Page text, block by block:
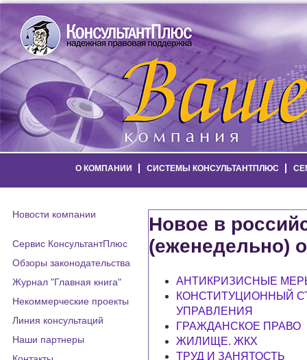
О КОМПАНИИ СИСТЕМЫ КОНСУЛЬТАНТПЛЮС
Новости компании
Сервис КонсультантПлюс
Обзоры законодательства
Журнал "Главная книга"
Некоммерческие проекты
Линия консультаций
Наши партнеры
Новое в
(еженедельно)
АНТИКРИЗИСНЫЕ
КОНСТИТУЦИОННЫЙ
УПРАВЛЕНИЯ
ГРАЖДАНСКОЕ ПРАВО
ЖИЛИЩЕ. ЖКХ
ТРУД И ЗАНЯТОСТЬ